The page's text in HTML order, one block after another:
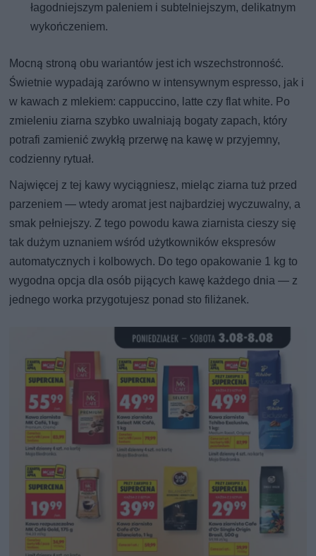
łagodniejszym paleniem i subtelniejszym, delikatnym
wykończeniem.
Mocną stroną obu wariantów jest ich wszechstronność.
Świetnie wypadają zarówno w intensywnym espresso, jak i
w kawach z mlekiem: cappuccino, latte czy flat white. Po
zmieleniu ziarna szybko uwalniają bogaty zapach, który
potrafi zamienić zwykłą przerwę na kawę w przyjemny,
codzienny rytuał.
Najwięcej z tej kawy wyciągniesz, mieląc ziarna tuż przed
parzeniem — wtedy aromat jest najbardziej wyczuwalny, a
smak pełniejszy. Z tego powodu kawa ziarnista cieszy się
tak dużym uznaniem wśród użytkowników ekspresów
automatycznych i kolbowych. Do tego opakowanie 1 kg to
wygodna opcja dla osób pijących kawę każdego dnia — z
jednego worka przygotujesz ponad sto filiżanek.